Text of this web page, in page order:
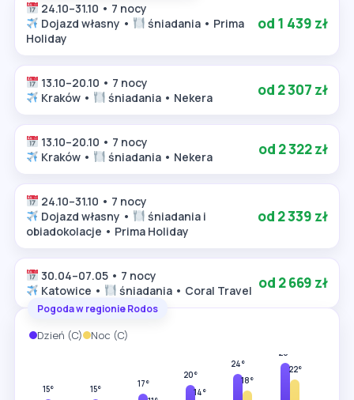
24.10–31.10 • 7 nocy
Dojazd własny •
śniadania • Prima
Holiday
od 1 439 zł
13.10–20.10 • 7 nocy
Kraków •
śniadania • Nekera od 2 307 zł
13.10–20.10 • 7 nocy
Kraków •
śniadania • Nekera od 2 322 zł
24.10–31.10 • 7 nocy
Dojazd własny •
śniadania i
obiadokolacje • Prima Holiday
od 2 339 zł
30.04–07.05 • 7 nocy
Katowice •
śniadania • Coral Travel od 2 669 zł
Pogoda w regionie Rodos
Dzień (C) Noc (C)
15°
15°
17°
20°
14°
24°
18°
28°
22°